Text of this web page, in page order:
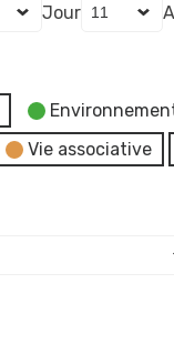
Jour
Vie associative